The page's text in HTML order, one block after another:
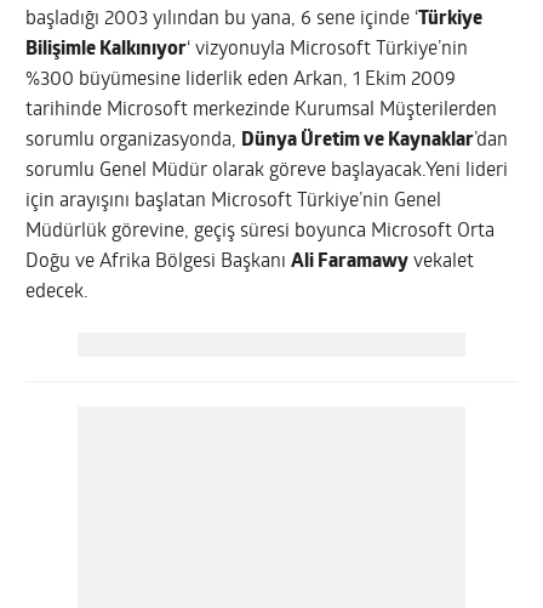
başladığı 2003 yılından bu yana, 6 sene içinde ‘ Türkiye
Bilişimle Kalkınıyor‘ vizyonuyla Microsoft Türkiye’nin
%300 büyümesine liderlik eden Arkan, 1 Ekim 2009
tarihinde Microsoft merkezinde Kurumsal Müşterilerden
sorumlu organizasyonda, Dünya Üretim ve Kaynaklar’dan
sorumlu Genel Müdür olarak göreve başlayacak.Yeni lideri
için arayışını başlatan Microsoft Türkiye’nin Genel
Müdürlük görevine, geçiş süresi boyunca Microsoft Orta
Doğu ve Afrika Bölgesi BaşkanıAli Faramawy vekalet
edecek.